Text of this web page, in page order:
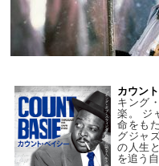
カウン
キング
楽。 ジ
命をも
グジャ
の人生
を追う